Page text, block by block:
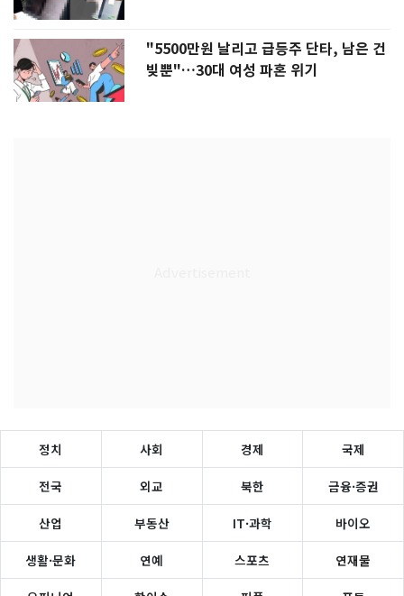
"5500만원 날리고 급등주 단타, 남은 건
빚뿐"…30대 여성 파혼 위기
정치 사회 경제 국제
전국 외교 북한 금융·증권
산업 부동산 IT·과학 바이오
생활·문화 연예 스포츠 연재물